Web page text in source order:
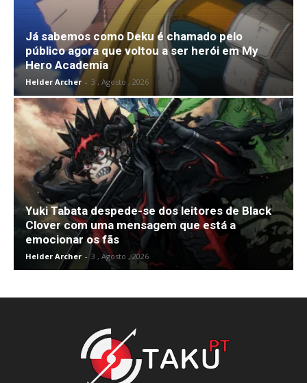
Já sabemos como Deku é chamado pelo
público agora que voltou a ser herói em My
Hero Academia
Helder Archer - 3 , Agosto , 2026
Yuki Tabata despede-se dos leitores de Black
Clover com uma mensagem que está a
emocionar os fãs
Helder Archer - 3 , Agosto , 2026